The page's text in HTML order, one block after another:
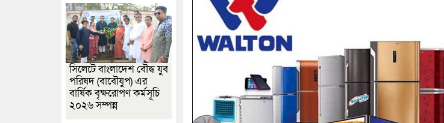
সিলেটে বাংলাদেশ বৌদ্ধ যুব
পরিষদ (বাবৌযুপ) এর
বার্ষিক বৃক্ষরোপণ কর্মসূচি
২০২৬ সম্পন্ন